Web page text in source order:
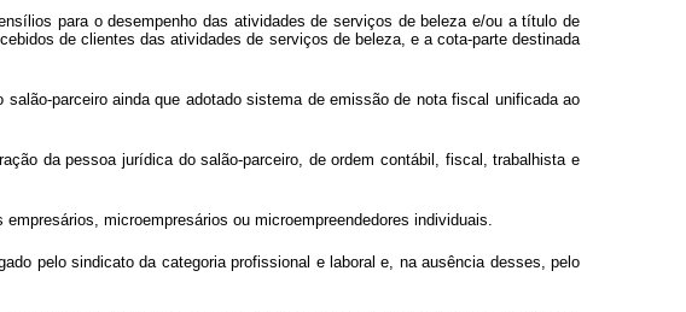
para o desempenho das atividades de serviços de beleza e/ou a título de
de clientes das atividades de serviços de beleza, e a cota-parte destinada
parceiro ainda que adotado sistema de emissão de nota fiscal unificada ao
da pessoa jurídica do salão-parceiro, de ordem contábil, fiscal, trabalhista e
microempresários ou microempreendedores individuais.
pelo sindicato da categoria profissional e laboral e, na ausência desses, pelo